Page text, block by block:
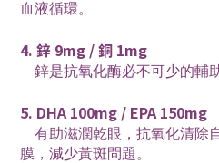
血液循環。
4. 鋅 9mg / 銅 1mg
鋅是抗氧化酶必不可少的輔
5. DHA 100mg / EPA 150mg
有助滋潤乾眼，抗氧化清除
膜，減少黃斑問題。